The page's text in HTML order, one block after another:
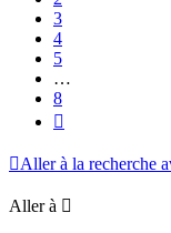
3
4
5
…
8
Aller à la recherche
Aller à